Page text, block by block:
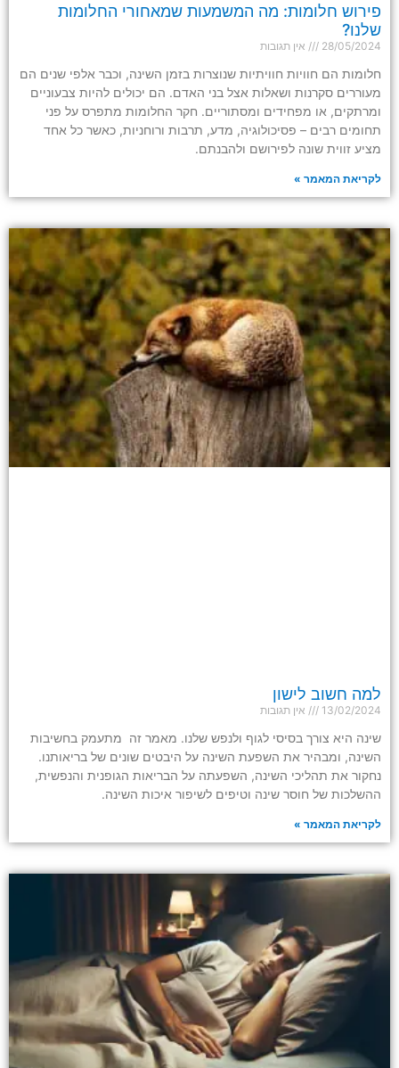
פירוש חלומות: מה המשמעות שמאחורי החלומות
שלנו?
28/05/2024 אין תגובות
חלומות הם חוויות חוויתיות שנוצרות בזמן השינה, וכבר אלפי שנים הם
מעוררים סקרנות ושאלות אצל בני האדם. הם יכולים להיות צבעוניים
ומרתקים, או מפחידים ומסתוריים. חקר החלומות מתפרס על פני
תחומים רבים – פסיכולוגיה, מדע, תרבות ורוחניות, כאשר כל אחד
מציע זווית שונה לפירושם ולהבנתם.
לקריאת המאמר »
למה חשוב לישון
13/02/2024 אין תגובות
שינה היא צורך בסיסי לגוף ולנפש שלנו. מאמר זה מתעמק בחשיבות
השינה, ומבהיר את השפעת השינה על היבטים שונים של בריאותנו.
נחקור את תהליכי השינה, השפעתה על הבריאות הגופנית והנפשית,
ההשלכות של חוסר שינה וטיפים לשיפור איכות השינה.
לקריאת המאמר »